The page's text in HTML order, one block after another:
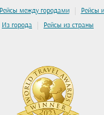
Рейсы между городами | Рейсы
Из города | Рейсы из страны